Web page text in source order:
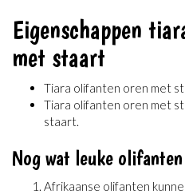
Eigenschappen
met staart
Tiara olifanten oren met
Tiara olifanten oren met
staart.
Nog wat leuke
Afrikaanse olifanten